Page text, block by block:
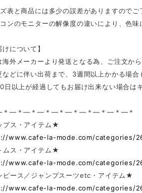
表と商品には多少の誤差がありますのでご
ンのモニターの解像度の違いにより、色
けについて】
海外メーカーより発送となる為、ご注文か
などに伴い出荷まで、3週間以上かかる場
日以上が経過してもお届け出来ない場合は
—＊—＊—＊—＊—＊—＊—＊—＊—＊
ス・アイテム★
www.cafe-la-mode.com/categories/
ス・アイテム★
www.cafe-la-mode.com/categories/
ース／ジャンプスーツetc・アイテム★
www.cafe-la-mode.com/categories/